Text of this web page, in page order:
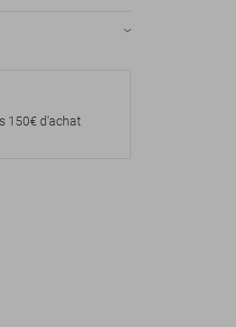
150€ d'achat